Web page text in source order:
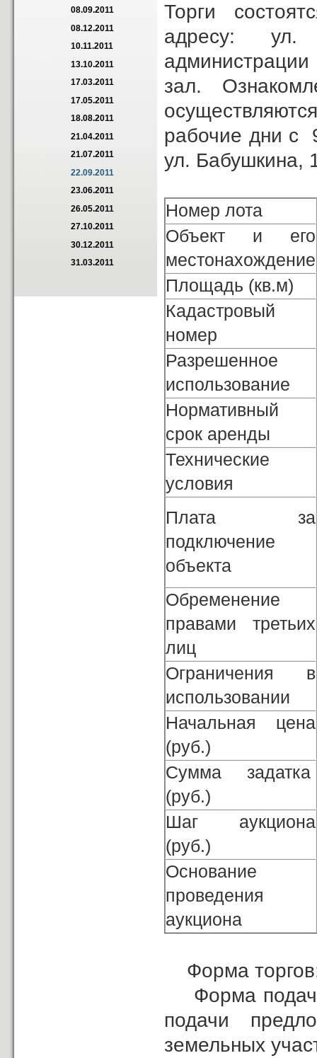
08.09.2011
08.12.2011
10.11.2011
13.10.2011
17.03.2011
17.05.2011
18.08.2011
21.04.2011
21.07.2011
22.09.2011
23.06.2011
26.05.2011
27.10.2011
30.12.2011
31.03.2011
Торги
адресу: ул.
зал.
рабочие дни
ул. Бабушкина,
Номер лота
Объект и его
местонахождение
Площадь (кв.м)
Кадастровый
номер
Разрешенное
использование
Нормативный
срок аренды
Технические
условия
Плата за
подключение
объекта
Обременение
правами третьих
лиц
Ограничения в
использовании
Начальная цена
(руб.)
Сумма задатка
(руб.)
Шаг аукциона
(руб.)
Основание
проведения
аукциона
Форма
Форма
подачи
земельных